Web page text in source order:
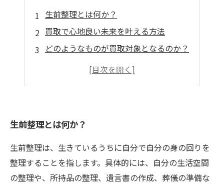
生前整理とは何か？
買取で心地良い未来を叶える方法
どのようなものが買取対象となるのか？
生前整理をする際のポイント
生前整理とは何か？
生前整理は、生きているうちに自分で自分の身の回りを
整理することを指します。具体的には、自分の生活空間
の整理や、所持品の整理、遺言書の作成、葬儀の準備な